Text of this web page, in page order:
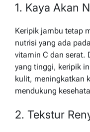
1. Kaya Akan
Keripik jambu tetap
nutrisi yang ada
vitamin C dan serat.
yang tinggi, keripik
kulit, meningkatkan
mendukung
2. Tekstur